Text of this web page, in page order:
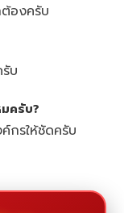
องครับ
บ
ครับ?
กรให้ชัดครับ